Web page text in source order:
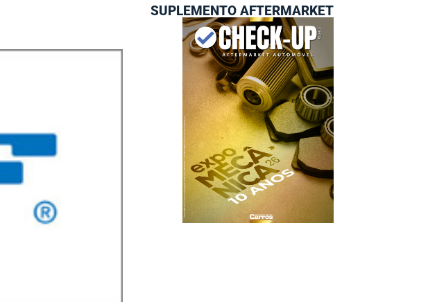
SUPLEMENTO AFTERMARKET